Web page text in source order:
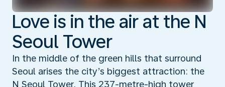
Love is in the air at the N
Seoul Tower
In the middle of the green hills that surround
Seoul arises the city’s biggest attraction: the
N Seoul Tower. This 237-metre-high tower